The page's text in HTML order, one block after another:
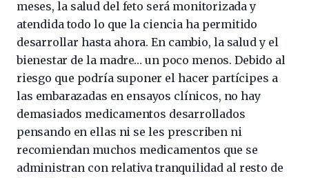
meses, la salud del feto será monitorizada y
atendida todo lo que la ciencia ha permitido
desarrollar hasta ahora. En cambio, la salud y el
bienestar de la madre… un poco menos. Debido al
riesgo que podría suponer el hacer partícipes a
las embarazadas en ensayos clínicos, no hay
demasiados medicamentos desarrollados
pensando en ellas ni se les prescriben ni
recomiendan muchos medicamentos que se
administran con relativa tranquilidad al resto de